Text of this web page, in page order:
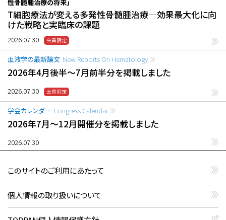
性骨髄腫治療の将来」
T細胞療法が変える多発性骨髄腫治療―効果最大化に向
けた戦略と実臨床の課題
2026.07.30
血液学の最新論文 New Reports On Hematology
2026年4月後半〜7月前半分を掲載しました
2026.07.30
学会カレンダー Congress Calendar
2026年7月〜12月開催分を掲載しました
2026.07.30
このサイトのご利用にあたって
個人情報の取り扱いについて